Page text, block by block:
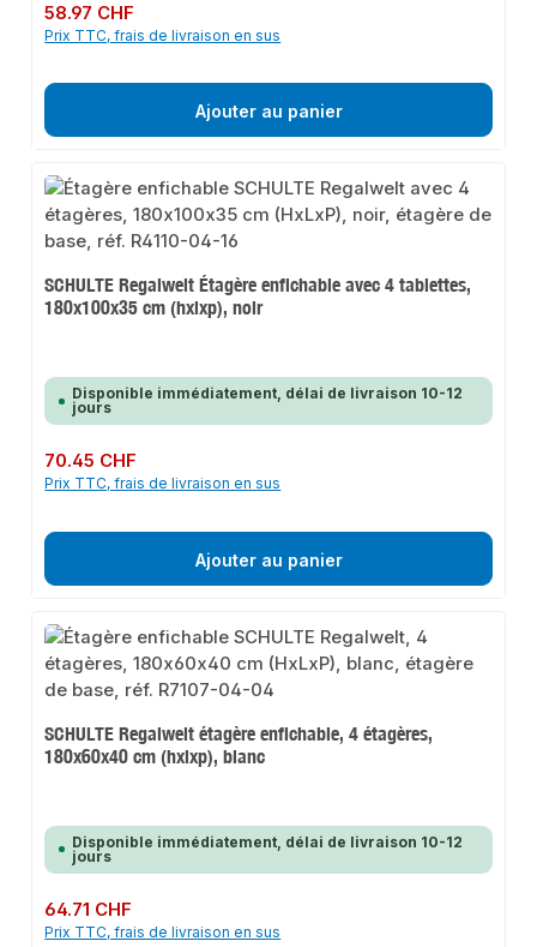
Prix régulier :
58.97 CHF
Prix TTC, frais de livraison en sus
Ajouter au panier
SCHULTE Regalwelt Étagère enfichable avec 4 tablettes,
180x100x35 cm (hxlxp), noir
Disponible immédiatement, délai de livraison 10-12
jours
Prix régulier :
70.45 CHF
Prix TTC, frais de livraison en sus
Ajouter au panier
SCHULTE Regalwelt étagère enfichable, 4 étagères,
180x60x40 cm (hxlxp), blanc
Disponible immédiatement, délai de livraison 10-12
jours
Prix régulier :
64.71 CHF
Prix TTC, frais de livraison en sus